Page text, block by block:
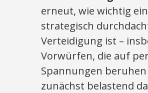
erneut, wie wichtig
strategisch
Verteidigung ist –
Vorwürfen, die auf
Spannungen
zunächst belastend